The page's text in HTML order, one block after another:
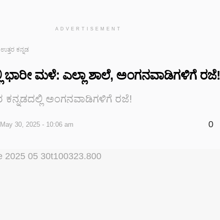
ADVERTISEMENT
ಉತ್ತರ ಕನ್ನಡ
ಭಾರೀ ಮಳೆ: ಎಲ್ಲಾ ಶಾಲೆ, ಅಂಗನವಾಡಿಗಳಿಗೆ ರಜೆ!
ಕನ್ನಡದಲ್ಲಿ ಅಂಗನವಾಡಿಗಳಿಗೆ ರಜೆ!
May 30, 2025 - 10:06 am 0